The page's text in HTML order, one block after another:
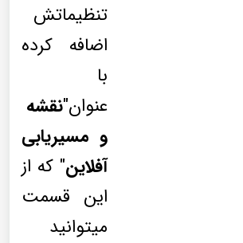
تنظیماتش
اضافه کرده
با
عنوان"نقشه
و مسیریابی
آفلاین" که از
این قسمت
میتوانید